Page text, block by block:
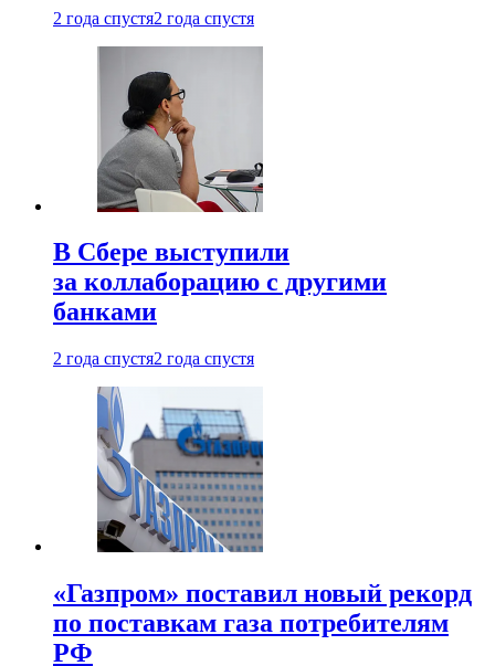
2 года спустя2 года спустя
В Сбере выступили
за коллаборацию с другими
банками
2 года спустя2 года спустя
«Газпром» поставил новый рекорд
по поставкам газа потребителям
РФ